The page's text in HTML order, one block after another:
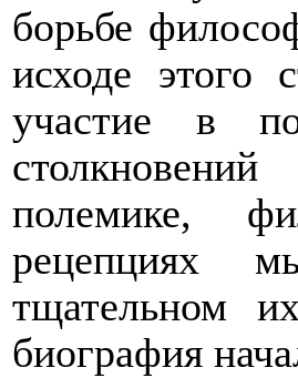
борьбе
исходе этого
участие в
полемике,
рецепциях
тщательном
биография